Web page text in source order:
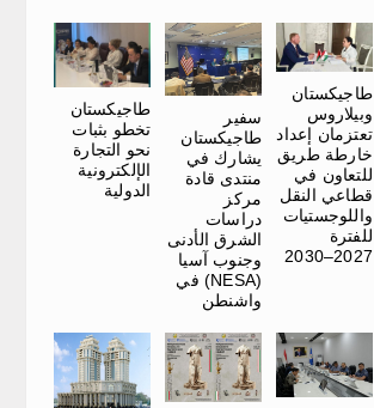
طاجيكستان
وبيلاروس
تعتزمان إعداد
خارطة طريق
للتعاون في
قطاعي النقل
واللوجستيات
للفترة
2027–2030
سفير
طاجيكستان
يشارك في
منتدى قادة
مركز
دراسات
الشرق الأدنى
وجنوب آسيا
(NESA) في
واشنطن
طاجيكستان
تخطو بثبات
نحو التجارة
الإلكترونية
الدولية